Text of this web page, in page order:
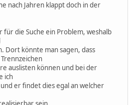
nach Jahren klappt doch in der
für die Suche ein Problem, weshalb
Dort könnte man sagen, dass
auslisten können und bei der
ich
er findet dies egal an welcher